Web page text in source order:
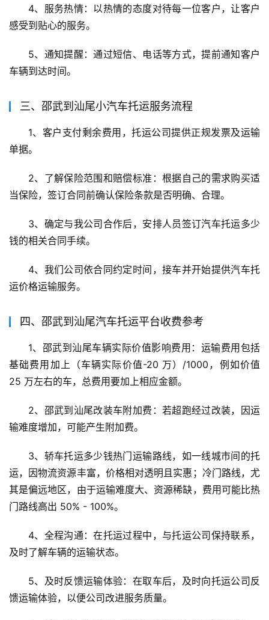
4、服务热情：以热情的态度对待每一位客户，让客户
感受到贴心的服务。
5、通知提醒：通过短信、电话等方式，提前通知客户
车辆到达时间。
三、邵武到汕尾小汽车托运服务流程
1、客户支付剩余费用，托运公司提供正规发票及运输
单据。
2、了解保险范围和赔偿标准：根据自己的需求购买适
当保险，签订合同前确认保险条款是否明确、合理。
3、确定与我公司合作后，安排人员签订汽车托运多少
钱的相关合同手续。
4、我们公司依合同约定时间，接车并开始提供汽车托
运价格运输服务。
四、邵武到汕尾汽车托运平台收费参考
1、邵武到汕尾车辆实际价值影响费用：运输费用包括
基础费用加上（车辆实际价值-20 万）/1000，例如价值
25 万左右的车，总费用要加上相应金额。
2、邵武到汕尾改装车附加费：若超跑经过改装，因运
输难度增加，可能产生附加费。
3、轿车托运多少钱热门运输路线，如一线城市间的托
运，因物流资源丰富，价格相对透明且实惠；冷门路线，尤
其是偏远地区，由于运输难度大、资源稀缺，费用可能比热
门路线高出 50% - 100%。
4、全程沟通：在托运过程中，与托运公司保持联系，
及时了解车辆的运输状态。
5、及时反馈运输体验：在取车后，及时向托运公司反
馈运输体验，以便公司改进服务质量。